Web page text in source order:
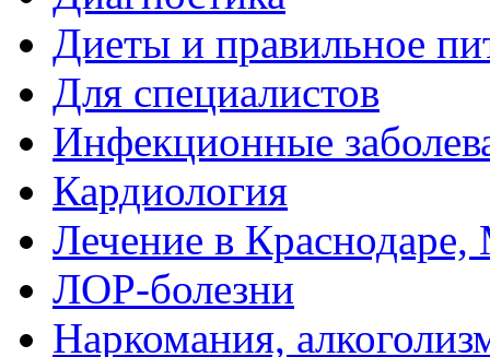
Диеты и правильное
Для специалистов
Инфекционные
Кардиология
Лечение в
ЛОР-болезни
Наркомания,